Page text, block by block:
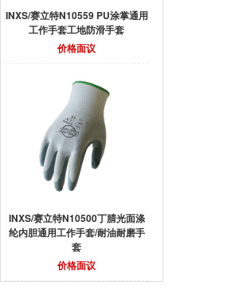
INXS/赛立特N10559 PU涂掌通用
工作手套工地防滑手套
价格面议
INXS/赛立特N10500丁腈光面涤
纶内胆通用工作手套/耐油耐磨手
套
价格面议